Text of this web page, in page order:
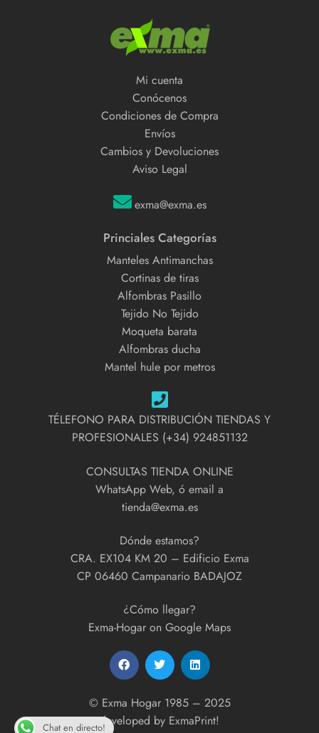
Mi cuenta
Conócenos
Condiciones de Compra
Envíos
Cambios y Devoluciones
Aviso Legal
exma@exma.es
Princiales Categorías
Manteles Antimanchas
Cortinas de tiras
Alfombras Pasillo
Tejido No Tejido
Moqueta barata
Alfombras ducha
Mantel hule por metros
TÉLEFONO PARA DISTRIBUCIÓN TIENDAS Y
PROFESIONALES (+34) 924851132
CONSULTAS TIENDA ONLINE
WhatsApp Web, ó email a
tienda@exma.es
Dónde estamos?
CRA. EX104 KM 20 – Edificio Exma
CP 06460 Campanario BADAJOZ
¿Cómo llegar?
Exma-Hogar on Google Maps
© Exma Hogar 1985 – 2025
developed by ExmaPrint!
Chat en directo!